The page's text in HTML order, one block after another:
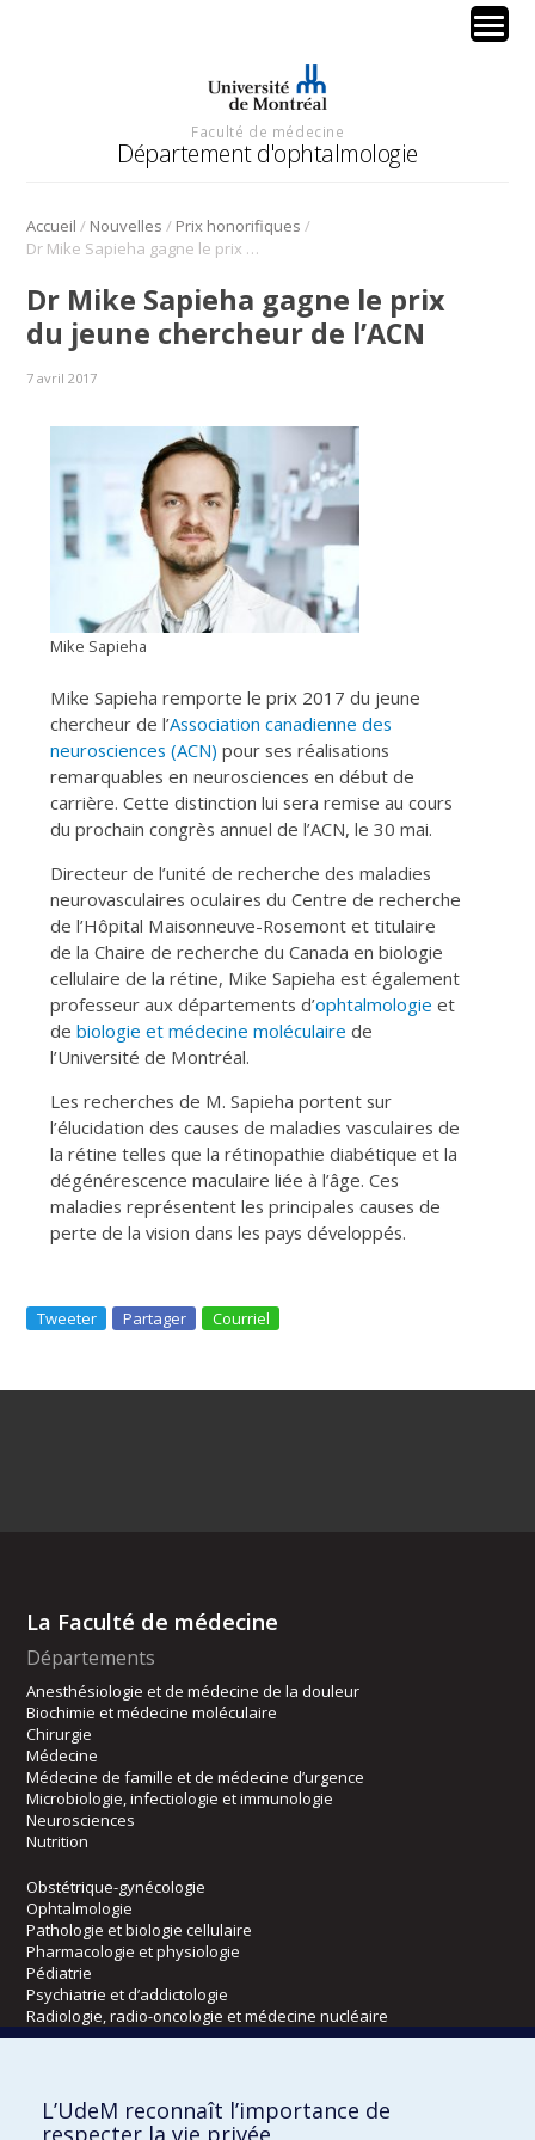
Faculté de médecine
Département d'ophtalmologie
Accueil / Nouvelles / Prix honorifiques /
Dr Mike Sapieha gagne le prix du jeune chercheur de l’ACN
Dr Mike Sapieha gagne le prix
du jeune chercheur de l’ACN
7 avril 2017
Mike Sapieha
Mike Sapieha remporte le prix 2017 du jeune
chercheur de l’Association canadienne des
neurosciences (ACN) pour ses réalisations
remarquables en neurosciences en début de
carrière. Cette distinction lui sera remise au cours
du prochain congrès annuel de l’ACN, le 30 mai.
Directeur de l’unité de recherche des maladies
neurovasculaires oculaires du Centre de recherche
de l’Hôpital Maisonneuve-Rosemont et titulaire
de la Chaire de recherche du Canada en biologie
cellulaire de la rétine, Mike Sapieha est également
professeur aux départements d’ophtalmologie et
de biologie et médecine moléculaire de
l’Université de Montréal.
Les recherches de M. Sapieha portent sur
l’élucidation des causes de maladies vasculaires de
la rétine telles que la rétinopathie diabétique et la
dégénérescence maculaire liée à l’âge. Ces
maladies représentent les principales causes de
perte de la vision dans les pays développés.
Tweeter Partager Courriel
La Faculté de médecine
Départements
Anesthésiologie et de médecine de la douleur
Biochimie et médecine moléculaire
Chirurgie
Médecine
Médecine de famille et de médecine d’urgence
Microbiologie, infectiologie et immunologie
Neurosciences
Nutrition
Obstétrique-gynécologie
Ophtalmologie
Pathologie et biologie cellulaire
Pharmacologie et physiologie
Pédiatrie
Psychiatrie et d’addictologie
Radiologie, radio-oncologie et médecine nucléaire
Écoles
Kinésiologie et des sciences de l’activité physique
L’UdeM reconnaît l’importance de
respecter la vie privée